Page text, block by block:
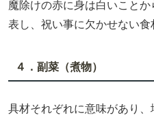
魔除けの赤に身は白いこと
表し、祝い事に欠かせない食
４．副菜（煮物）
具材それぞれに意味があり、